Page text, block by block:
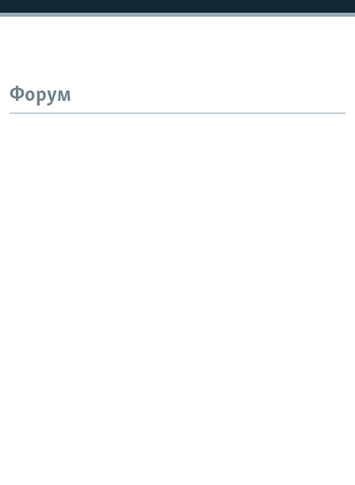
Форум